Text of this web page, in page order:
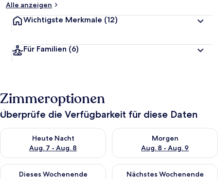
Alle anzeigen
Wichtigste Merkmale (12)
Für Familien (6)
Zimmeroptionen
Überprüfe die Verfügbarkeit für diese Daten
Heute Nacht
Aug. 7 - Aug. 8
Überprüfe die Verfügbarkeit für heute Nacht, Aug. 7 - Aug. 8.
Morgen
Aug. 8 - Aug. 9
Überprüfe die Verfügbarkeit
Dieses Wochenende
Überprüfe die Verfügbarkeit für dieses Wochenende, Aug. 7
Nächstes Wochenende
Überprüfe die Verfügbarkeit